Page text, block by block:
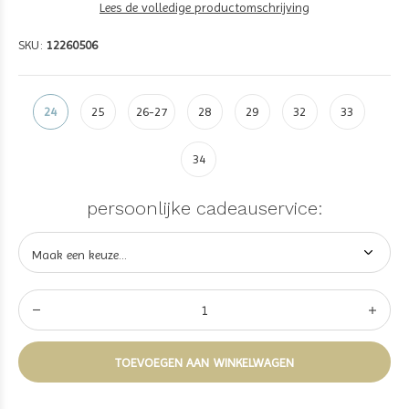
Lees de volledige productomschrijving
SKU: 12260506
24 25 26-27 28 29 32 33
34
persoonlijke cadeauservice:
TOEVOEGEN AAN WINKELWAGEN